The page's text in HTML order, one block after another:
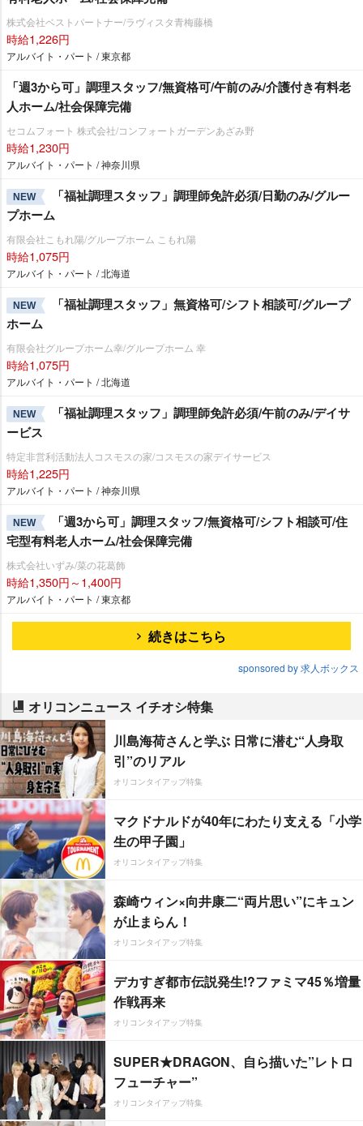
株式会社ベストパートナー/ラヴィスタ青梅藤橋
時給1,226円
アルバイト・パート / 東京都
「週3から可」調理スタッフ/無資格可/午前のみ/介護付き有料老
人ホーム/社会保障完備
セコムフォート 株式会社/コンフォートガーデンあざみ野
時給1,230円
アルバイト・パート / 神奈川県
NEW
「福祉調理スタッフ」調理師免許必須/日勤のみ/グルー
プホーム
有限会社こもれ陽/グループホーム こもれ陽
時給1,075円
アルバイト・パート / 北海道
NEW
「福祉調理スタッフ」無資格可/シフト相談可/グループ
ホーム
有限会社グループホーム幸/グループホーム 幸
時給1,075円
アルバイト・パート / 北海道
NEW
「福祉調理スタッフ」調理師免許必須/午前のみ/デイサ
ービス
特定非営利活動法人コスモスの家/コスモスの家デイサービス
時給1,225円
アルバイト・パート / 神奈川県
NEW
「週3から可」調理スタッフ/無資格可/シフト相談可/住
宅型有料老人ホーム/社会保障完備
株式会社いずみ/菜の花葛飾
時給1,350円～1,400円
アルバイト・パート / 東京都
続きはこちら
sponsored by 求人ボックス
オリコンニュース イチオシ特集
川島海荷さんと学ぶ 日常に潜む“人身取
引”のリアル
オリコンタイアップ特集
マクドナルドが40年にわたり支える「小学
生の甲子園」
オリコンタイアップ特集
森崎ウィン×向井康二“両片思い”にキュン
が止まらん！
オリコンタイアップ特集
デカすぎ都市伝説発生!?ファミマ45％増量
作戦再来
オリコンタイアップ特集
SUPER★DRAGON、自ら描いた”レトロ
フューチャー”
オリコンタイアップ特集